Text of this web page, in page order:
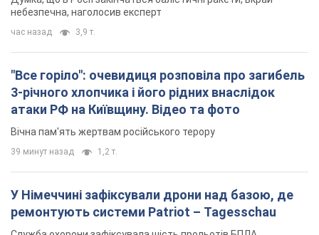
небезпечна, наголосив експерт
час назад 3,9 т.
"Все горіло": очевидиця розповіла про загибель
3-річного хлопчика і його рідних внаслідок
атаки РФ на Київщину. Відео та фото
Вічна пам'ять жертвам російського терору
39 минут назад 1,2 т.
У Німеччині зафіксували дрони над базою, де
ремонтують системи Patriot – Tagesschau